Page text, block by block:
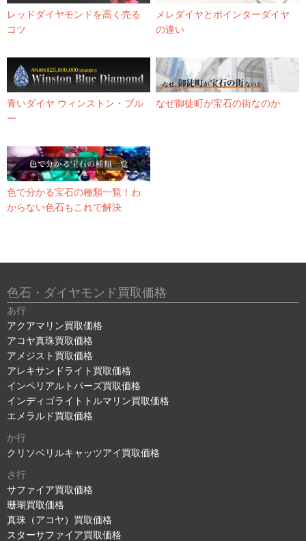
レッドダイヤモンドを高く売る
コツ
メレダイヤとポインターダイヤ
の違い
青いダイヤ ウィンストン・ブル
ー
なぜ御徒町が宝石の街なのか
色で分かる宝石の種類一覧！わ
からない色石もこれで解決
色石・ダイヤモンド買取価格
あ行
アクアマリン買取価格
アコヤ真珠買取価格
アメジスト買取価格
アレキサンドライト買取価格
インペリアルトパーズ買取価格
インディゴライトトルマリン買取価格
エメラルド買取価格
か行
クリソベリルキャッツアイ買取価格
さ行
サファイア買取価格
珊瑚買取価格
真珠（アコヤ）買取価格
スターサファイア買取価格